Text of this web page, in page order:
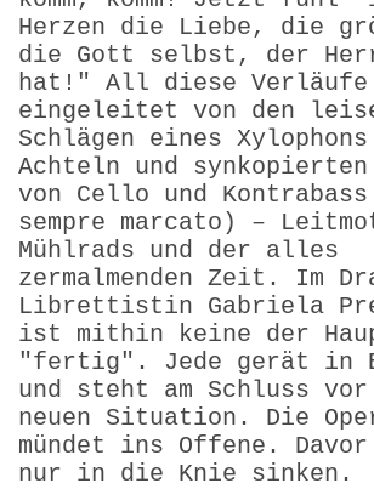
Herzen die Liebe, die
die Gott selbst, der
hat!" All diese Verläufe
eingeleitet von den
Schlägen eines
Achteln und synkopierten
von Cello und
sempre marcato) –
Mühlrads und der alles
zermalmenden Zeit. Im
Librettistin Gabriela
ist mithin keine der
"fertig". Jede gerät in
und steht am Schluss
neuen Situation. Die
mündet ins Offene. Davor
nur in die Knie sinken.